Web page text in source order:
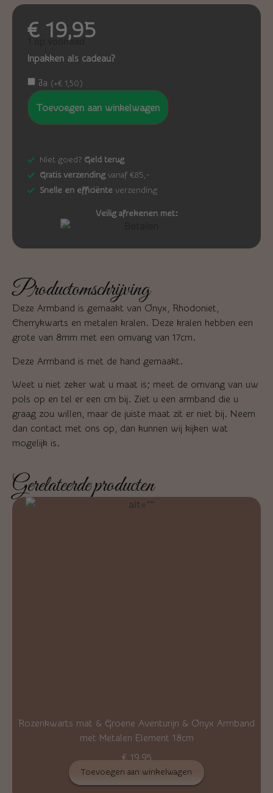
€19,95
1 op voorraad
Inpakken als cadeau?
Ja (+€ 1,50)
Toevoegen aan winkelwagen
Niet goed? Geld terug
Gratis verzending vanaf €85,-
Snelle en efficiënte verzending
Veilig afrekenen met:
Productomschrijving
Deze Armband is gemaakt van Onyx, Rhodoniet,
Cherrykwarts en metalen kralen. Deze kralen hebben een
grote van 8mm met een omvang van 17cm.
Deze Armband is met de hand gemaakt.
Weet u niet zeker wat u maat is; meet de omvang van uw
pols op en tel er een cm bij. Ziet u een armband die u
graag zou willen, maar de juiste maat zit er niet bij. Neem
dan contact met ons op, dan kunnen wij kijken wat
mogelijk is.
Gerelateerde producten
Rozenkwarts mat & Groene Aventurijn & Onyx Armband
met Metalen Element 18cm
€19,95
Toevoegen aan winkelwagen